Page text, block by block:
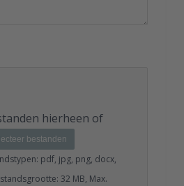
hierheen of
bestanden
pdf, jpg, png, docx,
32 MB, Max.